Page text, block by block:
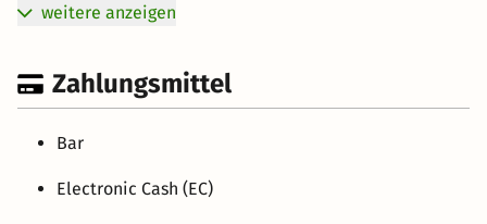
weitere anzeigen
Zahlungsmittel
Bar
Electronic Cash (EC)